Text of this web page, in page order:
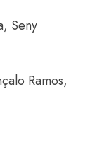
Seny
Ramos,